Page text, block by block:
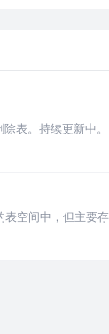
表。持续更新中。
空间中，但主要
该使用分区。